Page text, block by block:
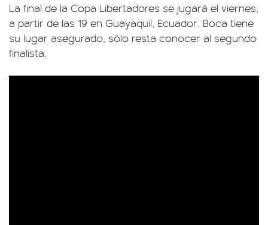
La final de la Copa Libertadores se jugará el viernes,
a partir de las 19 en Guayaquil, Ecuador. Boca tiene
su lugar asegurado, sólo resta conocer al segundo
finalista.